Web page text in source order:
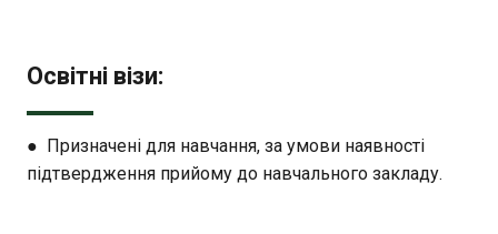
Освітні візи:
● Призначені для навчання, за умови наявності
підтвердження прийому до навчального закладу.